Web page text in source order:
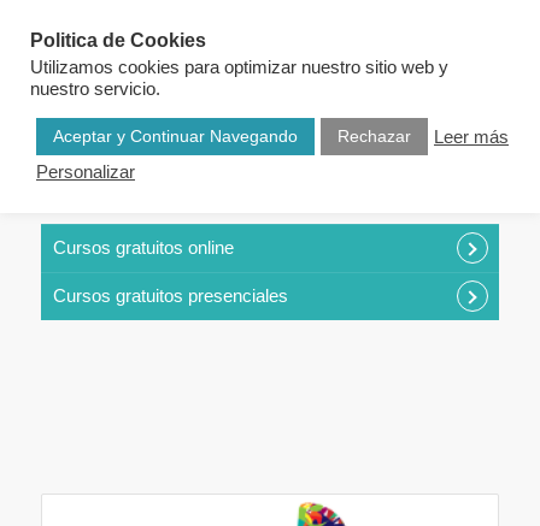
Cursos gratuitos online
Cursos gratuitos presenciales
Politica de Cookies
Utilizamos cookies para optimizar nuestro sitio web y
nuestro servicio.
Aceptar y Continuar Navegando Rechazar
Leer más
Personalizar